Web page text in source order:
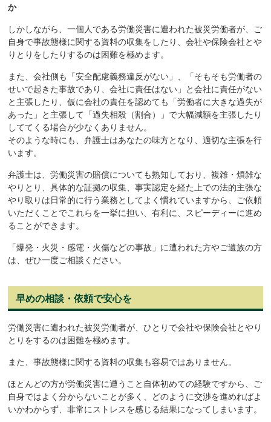
か
しかしながら、一個人である労働災害に遭われた被災労働者が、ご
自身で事故態様に関する資料の収集をしたり、会社や保険会社とや
りとりをしたりするのは困難を極めます。
また、会社側も「安全配慮義務違反がない」、「そもそも労働者の
せいで起きた事故であり、会社に責任はない」と会社に責任がない
と主張したり、仮に会社の責任を認めても「労働者に大きな過失が
あった」と主張して「過失相殺（割合）」で大幅減額を主張したり
しててくる場合が少なくありません。
そのような時にも、弁護士はあなたの味方となり、適切な主張を行
います。
弁護士は、労働災害の賠償についても熟知しており、複雑・煩雑な
やりとり、具体的な証拠の収集、事実認定を経た上での法的主張な
やり取りは日常的に行う業務としてよく慣れていますから、ご依頼
いただくことでこれらを一挙に担い、有利に、スピーディーに進め
ることができます。
「爆発・火災・感電・火傷などの事故」に遭われた方やご遺族の方
は、ぜひ一度ご相談ください。
早めの相談・依頼で安心を
労働災害に遭われた被災労働者が、ひとりで会社や保険会社とやり
とりをするのは困難を極めます。
また、事故態様に関する資料の収集も容易ではありません。
ほとんどの方が労働災害に遭うこと自体初めての経験ですから、ご
自身ではよく分からないことが多く、どのように交渉を進めればよ
いかわからず、非常にストレスを感じる結果になってしまいます。